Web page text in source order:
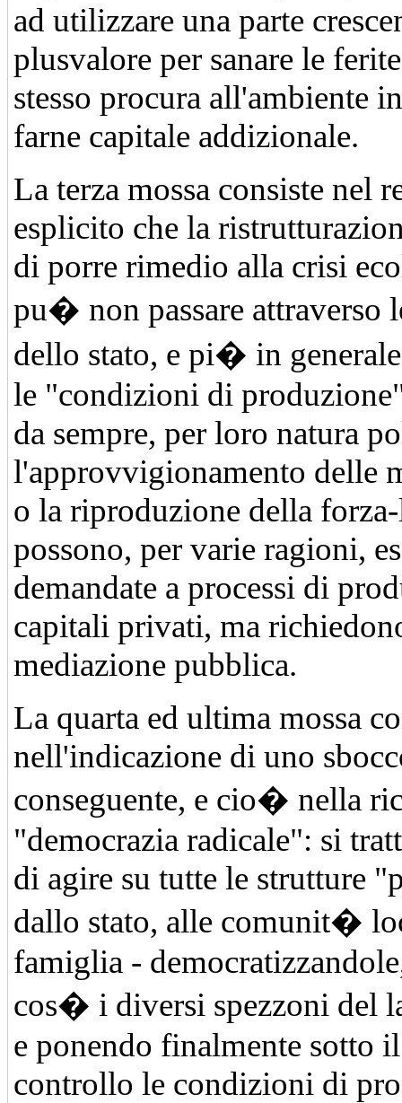
ad utilizzare una parte
plusvalore per sanare le
stesso procura all'ambiente
farne capitale addizionale.
La terza mossa consiste nel
esplicito che la
di porre rimedio alla crisi
pu� non passare attraverso
dello stato, e pi� in
le "condizioni di
da sempre, per loro natura
l'approvvigionamento delle
o la riproduzione della
possono, per varie ragioni,
demandate a processi di
capitali privati, ma
mediazione pubblica.
La quarta ed ultima mossa
nell'indicazione di uno
conseguente, e cio� nella
"democrazia radicale": si
di agire su tutte le strutture
dallo stato, alle comunit�
famiglia -
cos� i diversi spezzoni del
e ponendo finalmente sotto
controllo le condizioni di